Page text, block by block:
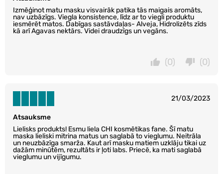
Izmēģinot matu masku visvairāk patika tās maigais aromāts,
nav uzbāzīgs. Viegla konsistence, līdz ar to viegli produktu
iesmērēt matos. Dabīgas sastāvdaļas- Alveja, Hidrolizēts zīds
kā arī Agavas nektārs. Videi draudzīgs un vegāns.
(0)
(0)
21/03/2023
Atsauksme
Lielisks produkts! Esmu liela CHI kosmētikas fane. Šī matu
maska lieliski mitrina matus un saglabā to vieglumu. Neitrāla
un neuzbāzīga smarža. Kaut arī masku matiem uzklāju tikai uz
dažām minūtēm, rezultāts ir ļoti labs. Priecē, ka mati saglabā
vieglumu un vijīgumu.